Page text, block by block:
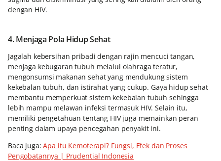
dengan HIV.
4. Menjaga Pola Hidup Sehat
Jagalah kebersihan pribadi dengan rajin mencuci tangan,
menjaga kebugaran tubuh melalui olahraga teratur,
mengonsumsi makanan sehat yang mendukung sistem
kekebalan tubuh, dan istirahat yang cukup. Gaya hidup sehat
membantu memperkuat sistem kekebalan tubuh sehingga
lebih mampu melawan infeksi termasuk HIV. Selain itu,
memiliki pengetahuan tentang HIV juga memainkan peran
penting dalam upaya pencegahan penyakit ini.
Baca juga:Apa itu Kemoterapi? Fungsi, Efek dan Proses
Pengobatannya | Prudential Indonesia